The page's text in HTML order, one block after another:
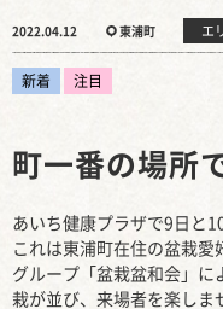
2022.04.12 東浦町 エ
新着 注目
町一番の場所
あいち健康プラザで9日と
これは東浦町在住の盆栽愛
グループ「盆栽盆和会」に
栽が並び、来場者を楽しま